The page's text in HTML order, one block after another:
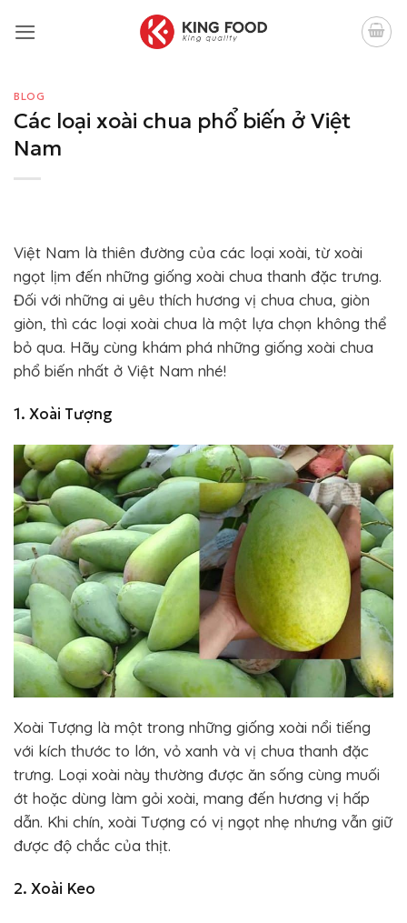
qua
BLOG
Các loại xoài chua phổ biến ở Việt
Nam
Việt Nam là thiên đường của các loại xoài, từ xoài
ngọt lịm đến những giống xoài chua thanh đặc trưng.
Đối với những ai yêu thích hương vị chua chua, giòn
giòn, thì các loại xoài chua là một lựa chọn không thể
bỏ qua. Hãy cùng khám phá những giống xoài chua
phổ biến nhất ở Việt Nam nhé!
1. Xoài Tượng
Xoài Tượng là một trong những giống xoài nổi tiếng
với kích thước to lớn, vỏ xanh và vị chua thanh đặc
trưng. Loại xoài này thường được ăn sống cùng muối
ớt hoặc dùng làm gỏi xoài, mang đến hương vị hấp
dẫn. Khi chín, xoài Tượng có vị ngọt nhẹ nhưng vẫn giữ
được độ chắc của thịt.
2. Xoài Keo